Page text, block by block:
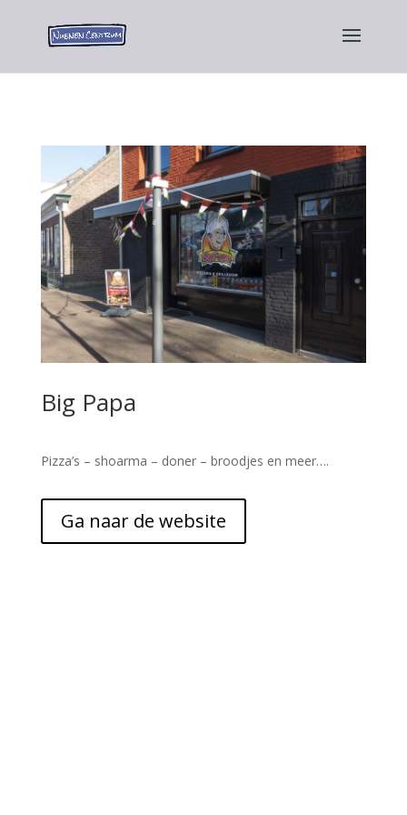
Big Papa
Pizza’s – shoarma – doner – broodjes en meer….
Ga naar de website